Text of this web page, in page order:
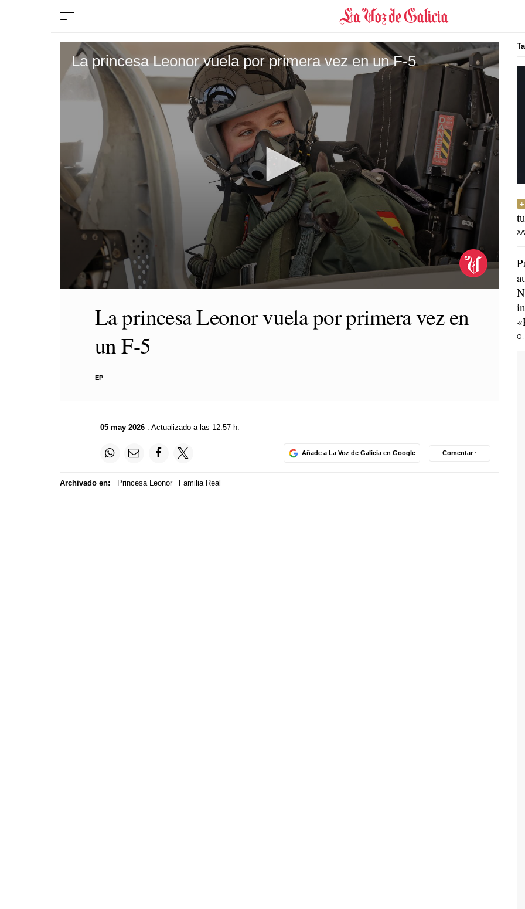
La princesa Leonor vuela por primera vez en un F-5
La princesa Leonor vuela por primera vez en
un F-5
EP
05 may 2026. Actualizado a las 12:57 h.
Añade a La Voz de Galicia en Google Comentar ·
Archivado en: Princesa Leonor Familia Real
O.